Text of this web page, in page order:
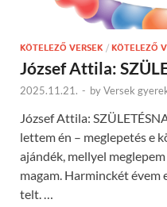
KÖTELEZŐ VERSEK / KÖTELEZŐ
József Attila:
2025.11.21. - byVersek
József Attila:
lettem én – meglepetés e
ajándék, mellyel
magam. Harminckét évem
telt. …